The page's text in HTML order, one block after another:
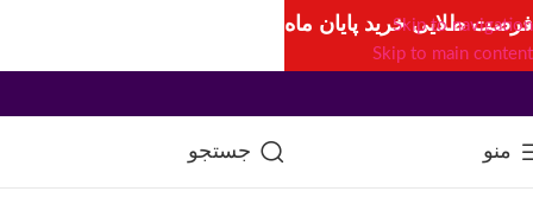
Skip to navigation
Skip to main content
منو جستجو
فرصت طلایی خرید پایان ماه